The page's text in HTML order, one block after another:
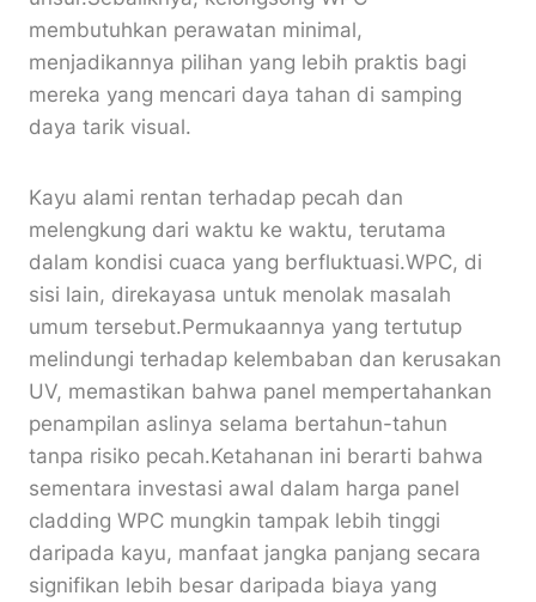
membutuhkan perawatan minimal,
menjadikannya pilihan yang lebih praktis bagi
mereka yang mencari daya tahan di samping
daya tarik visual.
Kayu alami rentan terhadap pecah dan
melengkung dari waktu ke waktu, terutama
dalam kondisi cuaca yang berfluktuasi.WPC, di
sisi lain, direkayasa untuk menolak masalah
umum tersebut.Permukaannya yang tertutup
melindungi terhadap kelembaban dan kerusakan
UV, memastikan bahwa panel mempertahankan
penampilan aslinya selama bertahun-tahun
tanpa risiko pecah.Ketahanan ini berarti bahwa
sementara investasi awal dalam harga panel
cladding WPC mungkin tampak lebih tinggi
daripada kayu, manfaat jangka panjang secara
signifikan lebih besar daripada biaya yang